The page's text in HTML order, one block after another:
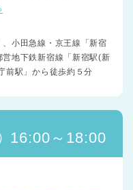
、小田急線・京王線「新宿
地下鉄新宿線「新宿駅(新
前駅」から徒歩約５分
16:00～18:00